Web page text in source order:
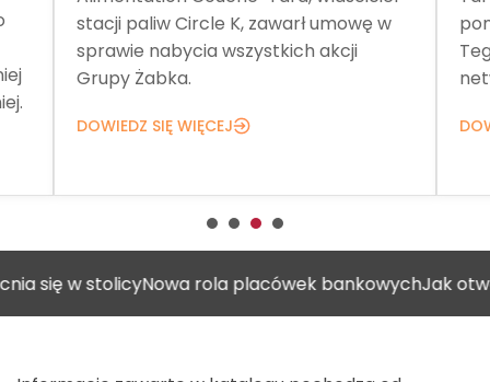
stacji paliw Circle K, zawarł umowę w
sprawie nabycia wszystkich akcji
Grupy Żabka.
DOWIEDZ SIĘ WIĘCEJ
stolicyNowa rola placówek bankowychJak otworzyć